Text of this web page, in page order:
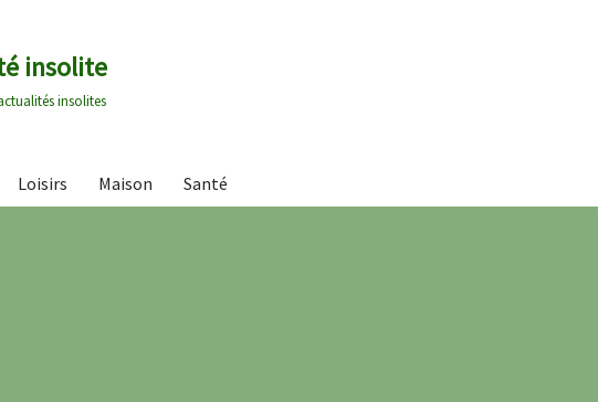
insolite
insolites
Loisirs Maison Santé